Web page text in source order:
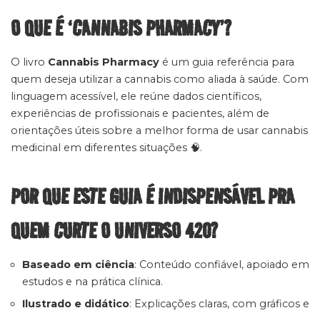
O QUE É ‘CANNABIS PHARMACY’?
O livro Cannabis Pharmacy é um guia referência para
quem deseja utilizar a cannabis como aliada à saúde. Com
linguagem acessível, ele reúne dados científicos,
experiências de profissionais e pacientes, além de
orientações úteis sobre a melhor forma de usar cannabis
medicinal em diferentes situações 🧠.
POR QUE ESTE GUIA É INDISPENSÁVEL PRA
QUEM CURTE O UNIVERSO 420?
Baseado em ciência: Conteúdo confiável, apoiado em
estudos e na prática clínica.
Ilustrado e didático: Explicações claras, com gráficos e